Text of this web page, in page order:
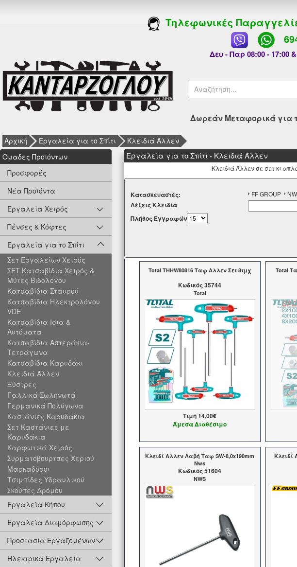
Τηλεφωνικές
Δευ - Παρ 08:00 - 17:00
Δωρεάν Μεταφορικά για
Αρχική Εργαλεία για το Σπίτι
Κλειδιά Άλλεν
Oμαδες Προϊόντων
Προσφορές
Νέα Προϊόντα
Εργαλεία Χειρός
Πένσες & Κόφτες
Εργαλεία για το Σπίτι
Σετ Εργαλείων Χειρός
ΣΕΤ Κατσαβίδια Χειρός &
Μύτες Βιδολόγου
Κατσαβίδια Σταυρού
Κατσαβίδια Ηλεκτρολόγου
VDE
Κατσαβίδια Ισια &
Αυτόματα
Κατσαβίδια Αστεράκια-
Τετράγωνα
Κατσαβίδια Καρυδάκι
Κλειδιά Άλλεν
Ξύστρες
Γαλλικά Σωληνωτά
Γερμανικά Πολύγωνα
Καστάνιες Καρυδάκια
Σετ Καστάνιες με
Καρυδάκια
Καρφωτικά Χειρός
Συρματόβουρτσες Χεριού
Μαρκαδόροι
Τσιμπίδες Υδραυλικού
Σκούπες Δρόμου
Εργαλεία Κήπου
Εργαλεία Διαμόρφωσης
Προστασία Εργαζομένων
Ηλεκτρικά Εργαλεία
Εργαλεία για το Σπίτι - Κλειδιά Άλλεν
Κλειδιά Άλλεν σε σετ κι
Kατασκευαστές: FF GROUP
Λέξεις Κλειδία
Πλήθος Εγγραφών
Total THHW80816 Ταφ Αλλεν Σετ 8τμχ
Kωδικός 35744
Total
Τιμή14,00€
Άμεσα Διαθέσιμο
Total
Κλειδί Αλλεν Λαβή Ταφ SW-8,0x190mm
Nws
Kωδικός 51604
NWS
Κλειδί